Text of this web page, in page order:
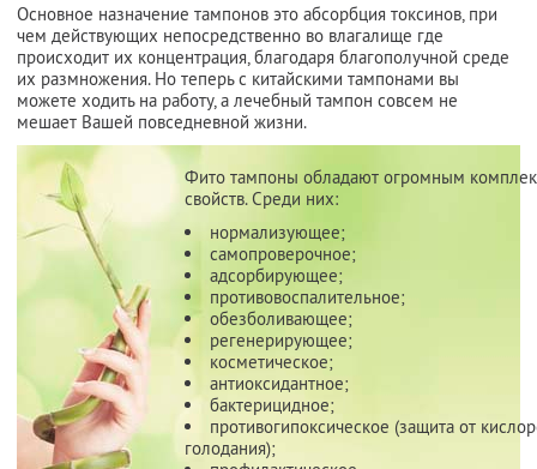
Основное назначение тампонов это абсорбция токсинов, при
чем действующих непосредственно во влагалище где
происходит их концентрация, благодаря благополучной среде
их размножения. Но теперь с китайскими тампонами вы
можете ходить на работу, а лечебный тампон совсем не
мешает Вашей повседневной жизни.
Фито тампоны обладают огромным
свойств. Среди них:
нормализующее;
самопроверочное;
адсорбирующее;
противовоспалительное;
обезболивающее;
регенерирующее;
косметическое;
антиоксидантное;
бактерицидное;
противогипоксическое (защита от
голодания);